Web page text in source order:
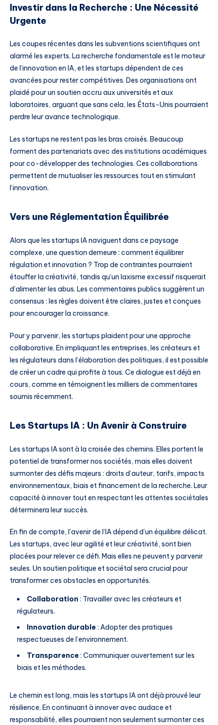
Investir dans la Recherche : Une Nécessité
Urgente
Les coupes récentes dans les subventions scientifiques ont
alarmé les experts. La recherche fondamentale est le moteur
de l’innovation en IA, et les startups dépendent de ces
avancées pour rester compétitives. Des organisations ont
plaidé pour un soutien accru aux universités et aux
laboratoires, arguant que sans cela, les États-Unis pourraient
perdre leur avance technologique.
Les startups ne restent pas les bras croisés. Beaucoup
forment des partenariats avec des institutions académiques
pour co-développer des technologies. Ces collaborations
permettent de mutualiser les ressources tout en stimulant
l’innovation.
Vers une Réglementation Équilibrée
Alors que les startups IA naviguent dans ce paysage
complexe, une question demeure : comment équilibrer
régulation et innovation ? Trop de contraintes pourraient
étouffer la créativité, tandis qu’un laxisme excessif risquerait
d’alimenter les abus. Les commentaires publics suggèrent un
consensus : les règles doivent être claires, justes et conçues
pour encourager la croissance.
Pour y parvenir, les startups plaident pour une approche
collaborative. En impliquant les entreprises, les créateurs et
les régulateurs dans l’élaboration des politiques, il est possible
de créer un cadre qui profite à tous. Ce dialogue est déjà en
cours, comme en témoignent les milliers de commentaires
soumis récemment.
Les Startups IA : Un Avenir à Construire
Les startups IA sont à la croisée des chemins. Elles portent le
potentiel de transformer nos sociétés, mais elles doivent
surmonter des défis majeurs : droits d’auteur, tarifs, impacts
environnementaux, biais et financement de la recherche. Leur
capacité à innover tout en respectant les attentes sociétales
déterminera leur succès.
En fin de compte, l’avenir de l’IA dépend d’un équilibre délicat.
Les startups, avec leur agilité et leur créativité, sont bien
placées pour relever ce défi. Mais elles ne peuvent y parvenir
seules. Un soutien politique et sociétal sera crucial pour
transformer ces obstacles en opportunités.
Collaboration : Travailler avec les créateurs et
régulateurs.
Innovation durable: Adopter des pratiques
respectueuses de l’environnement.
Transparence: Communiquer ouvertement sur les
biais et les méthodes.
Le chemin est long, mais les startups IA ont déjà prouvé leur
résilience. En continuant à innover avec audace et
responsabilité, elles pourraient non seulement surmonter ces